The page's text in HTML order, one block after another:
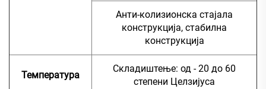
Анти-колизионска стајала
конструкција, стабилна
конструкција
Температура
Складиштење: од - 20 до 60
степени Целзијуса